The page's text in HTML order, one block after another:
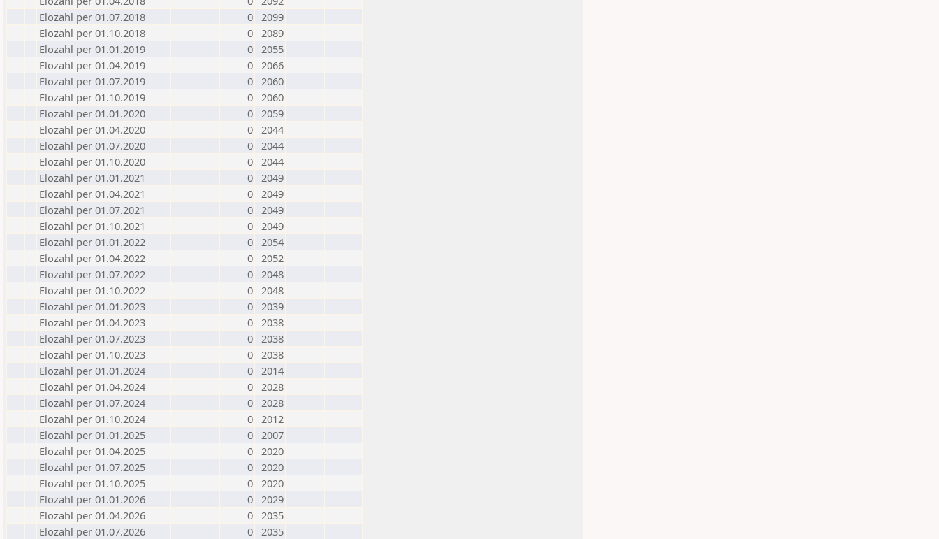
Elozahl per 01.07.2018
0 2099
Elozahl per 01.10.2018
0 2089
Elozahl per 01.01.2019
0 2055
Elozahl per 01.04.2019
0 2066
Elozahl per 01.07.2019
0 2060
Elozahl per 01.10.2019
0 2060
Elozahl per 01.01.2020
0 2059
Elozahl per 01.04.2020
0 2044
Elozahl per 01.07.2020
0 2044
Elozahl per 01.10.2020
0 2044
Elozahl per 01.01.2021
0 2049
Elozahl per 01.04.2021
0 2049
Elozahl per 01.07.2021
0 2049
Elozahl per 01.10.2021
0 2049
Elozahl per 01.01.2022
0 2054
Elozahl per 01.04.2022
0 2052
Elozahl per 01.07.2022
0 2048
Elozahl per 01.10.2022
0 2048
Elozahl per 01.01.2023
0 2039
Elozahl per 01.04.2023
0 2038
Elozahl per 01.07.2023
0 2038
Elozahl per 01.10.2023
0 2038
Elozahl per 01.01.2024
0 2014
Elozahl per 01.04.2024
0 2028
Elozahl per 01.07.2024
0 2028
Elozahl per 01.10.2024
0 2012
Elozahl per 01.01.2025
0 2007
Elozahl per 01.04.2025
0 2020
Elozahl per 01.07.2025
0 2020
Elozahl per 01.10.2025
0 2020
Elozahl per 01.01.2026
0 2029
Elozahl per 01.04.2026
0 2035
Elozahl per 01.07.2026
0 2035